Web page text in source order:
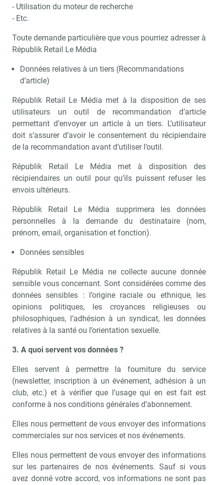
- Utilisation du moteur de recherche
- Etc.
Toute demande particulière que vous pourriez adresser à
Républik Retail Le Média
Données relatives à un tiers (Recommandations
d’article)
Républik Retail Le Média met à la disposition de ses
utilisateurs un outil de recommandation d’article
permettant d’envoyer un article à un tiers. L’utilisateur
doit s’assurer d’avoir le consentement du récipiendaire
de la recommandation avant d’utiliser l’outil.
Républik Retail Le Média met à disposition des
récipiendaires un outil pour qu’ils puissent refuser les
envois ultérieurs.
Républik Retail Le Média supprimera les données
personnelles à la demande du destinataire (nom,
prénom, email, organisation et fonction).
Données sensibles
Républik Retail Le Média ne collecte aucune donnée
sensible vous concernant. Sont considérées comme des
données sensibles : l’origine raciale ou ethnique, les
opinions politiques, les croyances religieuses ou
philosophiques, l’adhésion à un syndicat, les données
relatives à la santé ou l’orientation sexuelle.
3. A quoi servent vos données ?
Elles servent à permettre la fourniture du service
(newsletter, inscription à un événement, adhésion à un
club, etc.) et à vérifier que l’usage qui en est fait est
conforme à nos conditions générales d’abonnement.
Elles nous permettent de vous envoyer des informations
commerciales sur nos services et nos événements.
Elles nous permettent de vous envoyer des informations
sur les partenaires de nos événements. Sauf si vous
avez donné votre accord, vos informations ne sont pas